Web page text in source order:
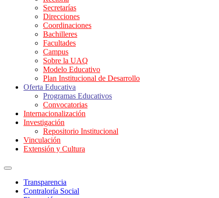
Secretarías
Direcciones
Coordinaciones
Bachilleres
Facultades
Campus
Sobre la UAQ
Modelo Educativo
Plan Institucional de Desarrollo
Oferta Educativa
Programas Educativos
Convocatorias
Internacionalización
Investigación
Repositorio Institucional
Vinculación
Extensión y Cultura
Transparencia
Contraloría Social